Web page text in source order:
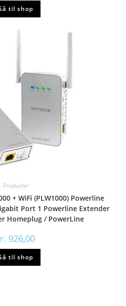
til shop
Produkter
+ WiFi (PLW1000) Powerline
Port 1 Powerline Extender
Homeplug / PowerLine
926,00
til shop